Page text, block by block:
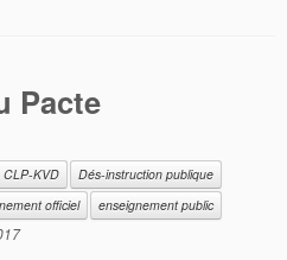
Pacte
CLP-KVD
Dés-instruction publique
officiel
enseignement public